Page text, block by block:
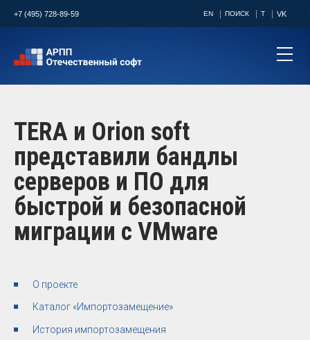
+7 (495) 728-89-59 EN ПОИСК T VK
TERA и Orion soft
представили бандлы
серверов и ПО для
быстрой и безопасной
миграции с VMware
О проекте
Каталог «Импортозамещение»
История импортозамещения